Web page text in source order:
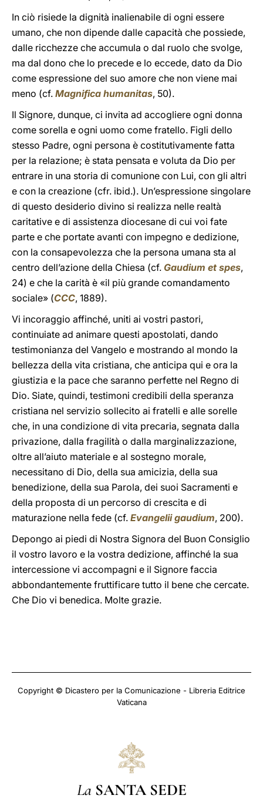
In ciò risiede la dignità inalienabile di ogni essere
umano, che non dipende dalle capacità che possiede,
dalle ricchezze che accumula o dal ruolo che svolge,
ma dal dono che lo precede e lo eccede, dato da Dio
come espressione del suo amore che non viene mai
meno (cf. Magnifica humanitas, 50).
Il Signore, dunque, ci invita ad accogliere ogni donna
come sorella e ogni uomo come fratello. Figli dello
stesso Padre, ogni persona è costitutivamente fatta
per la relazione; è stata pensata e voluta da Dio per
entrare in una storia di comunione con Lui, con gli altri
e con la creazione (cfr. ibid.). Un’espressione singolare
di questo desiderio divino si realizza nelle realtà
caritative e di assistenza diocesane di cui voi fate
parte e che portate avanti con impegno e dedizione,
con la consapevolezza che la persona umana sta al
centro dell’azione della Chiesa (cf. Gaudium et spes,
24) e che la carità è «il più grande comandamento
sociale» (CCC, 1889).
Vi incoraggio affinché, uniti ai vostri pastori,
continuiate ad animare questi apostolati, dando
testimonianza del Vangelo e mostrando al mondo la
bellezza della vita cristiana, che anticipa qui e ora la
giustizia e la pace che saranno perfette nel Regno di
Dio. Siate, quindi, testimoni credibili della speranza
cristiana nel servizio sollecito ai fratelli e alle sorelle
che, in una condizione di vita precaria, segnata dalla
privazione, dalla fragilità o dalla marginalizzazione,
oltre all’aiuto materiale e al sostegno morale,
necessitano di Dio, della sua amicizia, della sua
benedizione, della sua Parola, dei suoi Sacramenti e
della proposta di un percorso di crescita e di
maturazione nella fede (cf. Evangelii gaudium, 200).
Depongo ai piedi di Nostra Signora del Buon Consiglio
il vostro lavoro e la vostra dedizione, affinché la sua
intercessione vi accompagni e il Signore faccia
abbondantemente fruttificare tutto il bene che cercate.
Che Dio vi benedica. Molte grazie.
Copyright © Dicastero per la Comunicazione - Libreria Editrice
Vaticana
La SANTA SEDE